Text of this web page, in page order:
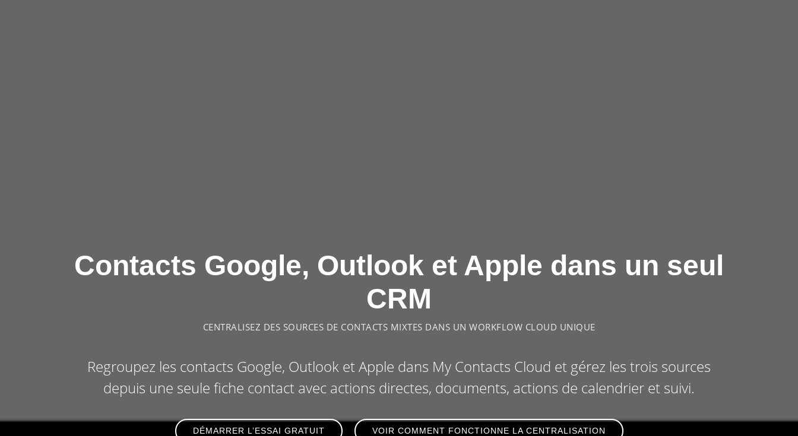
Contacts Google, Outlook et Apple dans un seul
CRM
CENTRALISEZ DES SOURCES DE CONTACTS MIXTES DANS UN WORKFLOW CLOUD UNIQUE
Regroupez les contacts Google, Outlook et Apple dans My Contacts Cloud et gérez les trois sources
depuis une seule fiche contact avec actions directes, documents, actions de calendrier et suivi.
DÉMARRER L’ESSAI GRATUIT VOIR COMMENT FONCTIONNE LA CENTRALISATION